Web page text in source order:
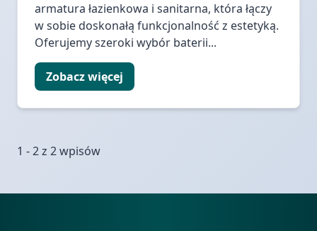
armatura łazienkowa i sanitarna, która łączy
w sobie doskonałą funkcjonalność z estetyką.
Oferujemy szeroki wybór baterii...
Zobacz więcej
1 - 2 z 2 wpisów